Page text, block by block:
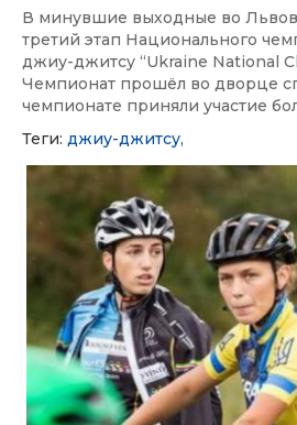
В минувшие выходные во
третий этап Национального
джиу-джитсу “Ukraine National
Чемпионат прошёл во дворце
чемпионате приняли участие
Теги: джиу-джитсу,